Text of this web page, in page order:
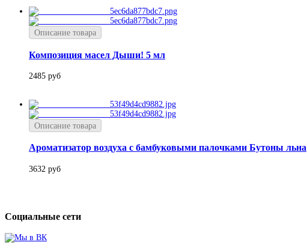
Описание товара
Композиция масел Дыши! 5 мл
2485 руб
Описание товара
Ароматизатор воздуха с бамбуковыми палочками Бутоны льна
3632 руб
Социальные сети